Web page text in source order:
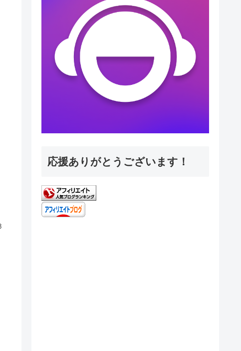
応援ありがとうございます！